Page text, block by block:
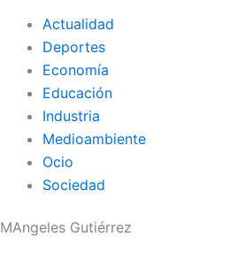
Actualidad
Deportes
Economía
Educación
Industria
Medioambiente
Ocio
Sociedad
MAngeles Gutiérrez